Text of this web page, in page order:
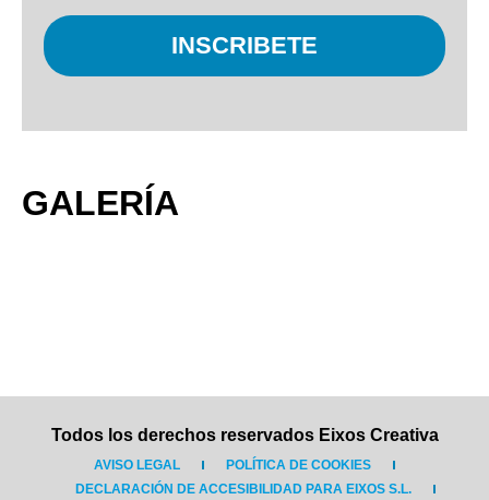
INSCRIBETE
GALERÍA
Todos los derechos reservados Eixos Creativa
AVISO LEGAL
POLÍTICA DE COOKIES
DECLARACIÓN DE ACCESIBILIDAD PARA EIXOS S.L.